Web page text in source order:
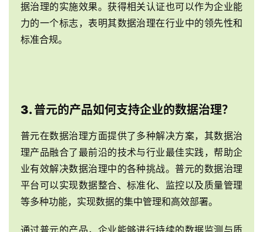
据治理的实施效果。获得相关认证也可以作为企业能
力的一个标志，表明其数据治理在行业中的领先性和
标准合规。
3. 普元的产品如何支持企业的数据治理？
普元在数据治理方面提供了多种解决方案，其数据治
理产品融合了最前沿的技术与行业最佳实践，帮助企
业有效解决数据治理中的各种挑战。普元的数据治理
平台可以实现数据整合、标准化、监控以及质量管理
等多种功能，实现数据的集中管理和高效部署。